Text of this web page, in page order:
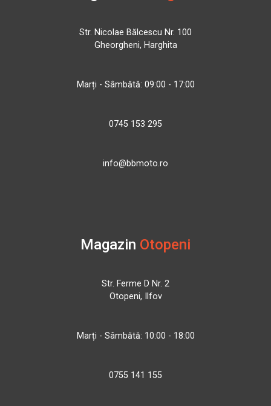
Str. Nicolae Bălcescu Nr. 100
Gheorgheni, Harghita
Marți - Sâmbătă: 09:00 - 17:00
0745 153 295
info@bbmoto.ro
Magazin Otopeni
Str. Ferme D Nr. 2
Otopeni, Ilfov
Marți - Sâmbătă: 10:00 - 18:00
0755 141 155